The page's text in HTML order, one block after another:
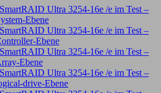
Ultra 3254-16e /e im Test –
Ebene
Ultra 3254-16e /e im Test –
Ebene
Ultra 3254-16e /e im Test –
Ebene
Ultra 3254-16e /e im Test –
drive-Ebene